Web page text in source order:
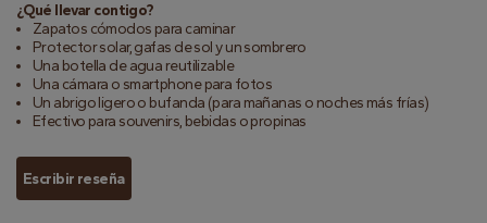
¿Qué llevar contigo?
Zapatos cómodos para caminar
Protector solar, gafas de sol y un sombrero
Una botella de agua reutilizable
Una cámara o smartphone para fotos
Un abrigo ligero o bufanda (para mañanas o noches más frías)
Efectivo para souvenirs, bebidas o propinas
Escribir reseña